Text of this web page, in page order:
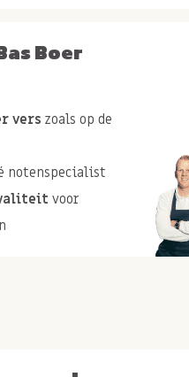
Boer
vers zoals op de
notenspecialist
voor